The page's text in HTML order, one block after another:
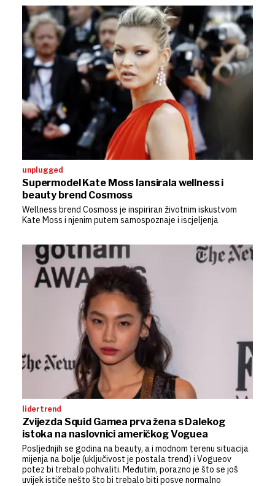
unplugged
Supermodel Kate Moss lansirala wellness i
beauty brend Cosmoss
Wellness brend Cosmoss je inspiriran životnim iskustvom
Kate Moss i njenim putem samospoznaje i iscjeljenja
lidertrend
Zvijezda Squid Gamea prva žena s Dalekog
istoka na naslovnici američkog Voguea
Posljednjih se godina na beauty, a i modnom terenu situacija
mijenja na bolje (uključivost je postala trend) i Vogueov
potez bi trebalo pohvaliti. Međutim, porazno je što se još
uvijek ističe nešto što bi trebalo biti posve normalno